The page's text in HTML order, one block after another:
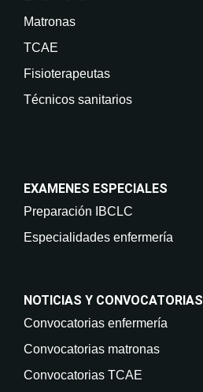
Matronas
TCAE
Fisioterapeutas
Técnicos sanitarios
EXAMENES ESPECIALES
Preparación IBCLC
Especialidades enfermería
NOTICIAS Y CONVOCATORIAS
Convocatorias enfermería
Convocatorias matronas
Convocatorias TCAE